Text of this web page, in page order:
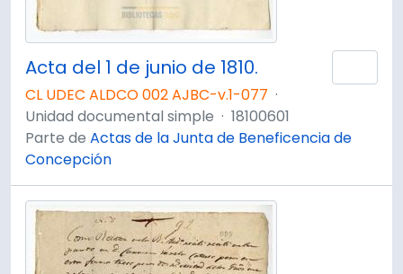
Acta del 1 de junio de 1810.
CL UDEC ALDCO 002 AJBC-v.1-077 ·
Unidad documental simple · 18100601
Parte de Actas de la Junta de Beneficencia de
Concepción